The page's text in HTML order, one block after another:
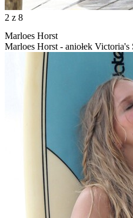
2 z 8
Marloes Horst
Marloes Horst - aniołek Victoria's